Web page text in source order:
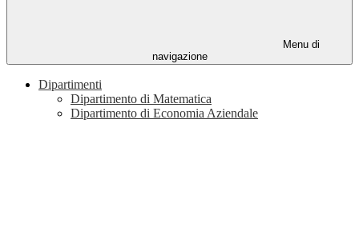
Menu di
navigazione
Dipartimenti
Dipartimento di Matematica
Dipartimento di Economia Aziendale